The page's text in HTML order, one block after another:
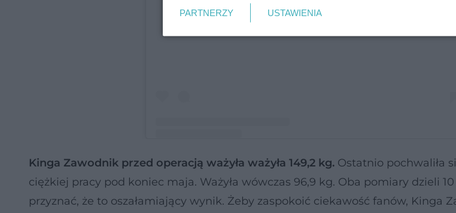
Wyświetl ten post na Instagramie
Post udostępniony przez 👉𝙆𝙞𝙣𝙜𝙖 𝙕 𝘼 𝙒 𝙊 𝘿 𝙉 𝙄 𝙆 ⭐️️️
(@kinga_zawodnik_official)
Kinga Zawodnik przed operacją ważyła ważyła 149,2 kg. Ostatnio pochwaliła
ciężkiej pracy pod koniec maja. Ważyła wówczas 96,9 kg. Oba pomiary dzieli
przyznać, że to oszałamiający wynik. Żeby zaspokoić ciekawość fanów, Kinga
PARTNERZY USTAWIENIA